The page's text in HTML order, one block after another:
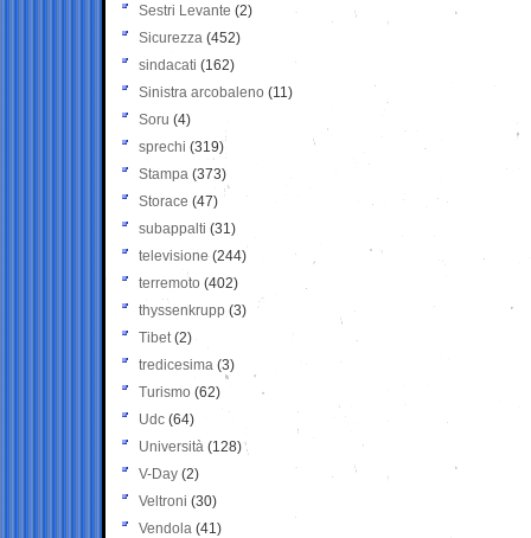
Sestri Levante (2)
Sicurezza (452)
sindacati (162)
Sinistra arcobaleno (11)
Soru (4)
sprechi (319)
Stampa (373)
Storace (47)
subappalti (31)
televisione(244)
terremoto (402)
thyssenkrupp (3)
Tibet(2)
tredicesima (3)
Turismo (62)
Udc (64)
Università (128)
V-Day (2)
Veltroni (30)
Vendola (41)